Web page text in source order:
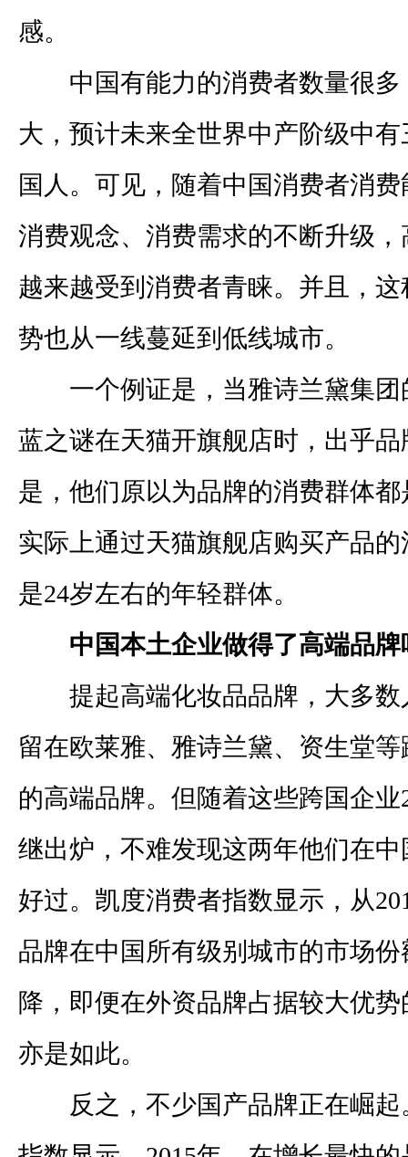
感。
中国有能力的消费者数量很多
大，预计未来全世界中产阶级中
国人。可见，随着中国消费者消
消费观念、消费需求的不断升级
越来越受到消费者青睐。并且，
势也从一线蔓延到低线城市。
一个例证是，当雅诗兰黛集团
蓝之谜在天猫开旗舰店时，出乎
是，他们原以为品牌的消费群体
实际上通过天猫旗舰店购买产品
是24岁左右的年轻群体。
中国本土企业做得了高端品牌
提起高端化妆品品牌，大多数
留在欧莱雅、雅诗兰黛、资生堂
的高端品牌。但随着这些跨国企业
继出炉，不难发现这两年他们在
好过。凯度消费者指数显示，从
品牌在中国所有级别城市的市场
降，即便在外资品牌占据较大优
亦是如此。
反之，不少国产品牌正在崛起